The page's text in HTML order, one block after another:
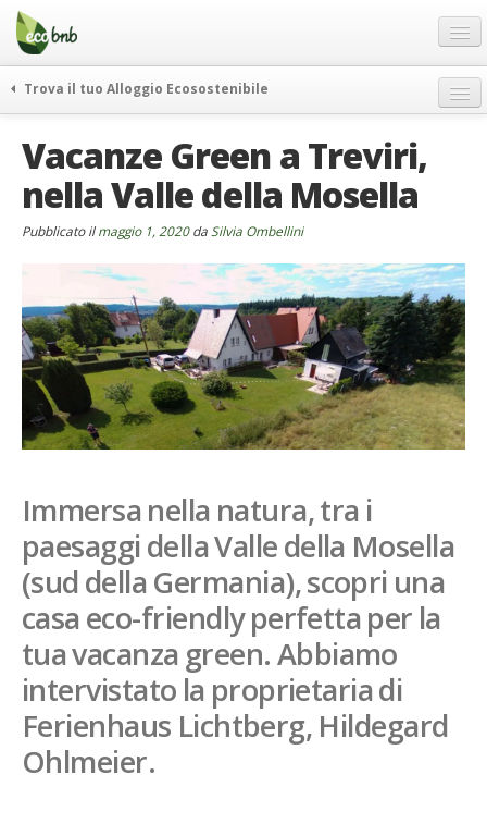
Menu
Salta
contenuto
Offerte Speciali
Regali
FAQ
Chi Siamo
Partner
Contatti
Italiano
German
English
French
Italiano
Trova il tuo Alloggio Ecosostenibile
itinerari
curiosità
vivere e viaggiare verde
rassegna stampa
Vacanze Green a Treviri,
nella Valle della Mosella
Pubblicato ilmaggio 1, 2020da Silvia Ombellini
Immersa nella natura, tra i
paesaggi della Valle della Mosella
(sud della Germania), scopri una
casa eco-friendly perfetta per la
tua vacanza green. Abbiamo
intervistato la proprietaria di
Ferienhaus Lichtberg, Hildegard
Ohlmeier.